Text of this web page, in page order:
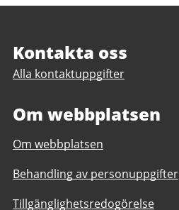
Kontakta oss
Alla kontaktuppgifter
Om webbplatsen
Om webbplatsen
Behandling av personuppgifter
Tillgänglighetsredogörelse